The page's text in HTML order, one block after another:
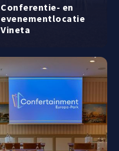
Conferentie- en
evenementlocatie
Vineta